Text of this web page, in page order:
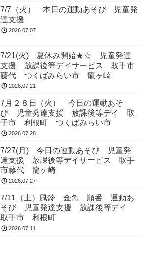
7/7（火） 本日の運動あそび 児童発
達支援
2026.07.07
7/21(火) 夏休み開始★☆ 児童発達
支援 放課後等デイサービス 取手市
藤代 つくばみらい市 龍ヶ崎
2026.07.21
7月２８日（火） 今日の運動あそ
び 児童発達支援 放課後等デイ 取
手市 利根町 つくばみらい市
2026.07.28
7/27(月) 今日の運動あそび 児童発
達支援 放課後等デイサービス 取手
市藤代 龍ヶ崎
2026.07.27
7/11（土）風鈴 金魚 順番 運動あ
そび 児童発達支援 放課後等デイ
取手市 利根町
2026.07.11